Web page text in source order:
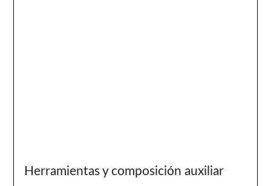
Herramientas y composición auxiliar